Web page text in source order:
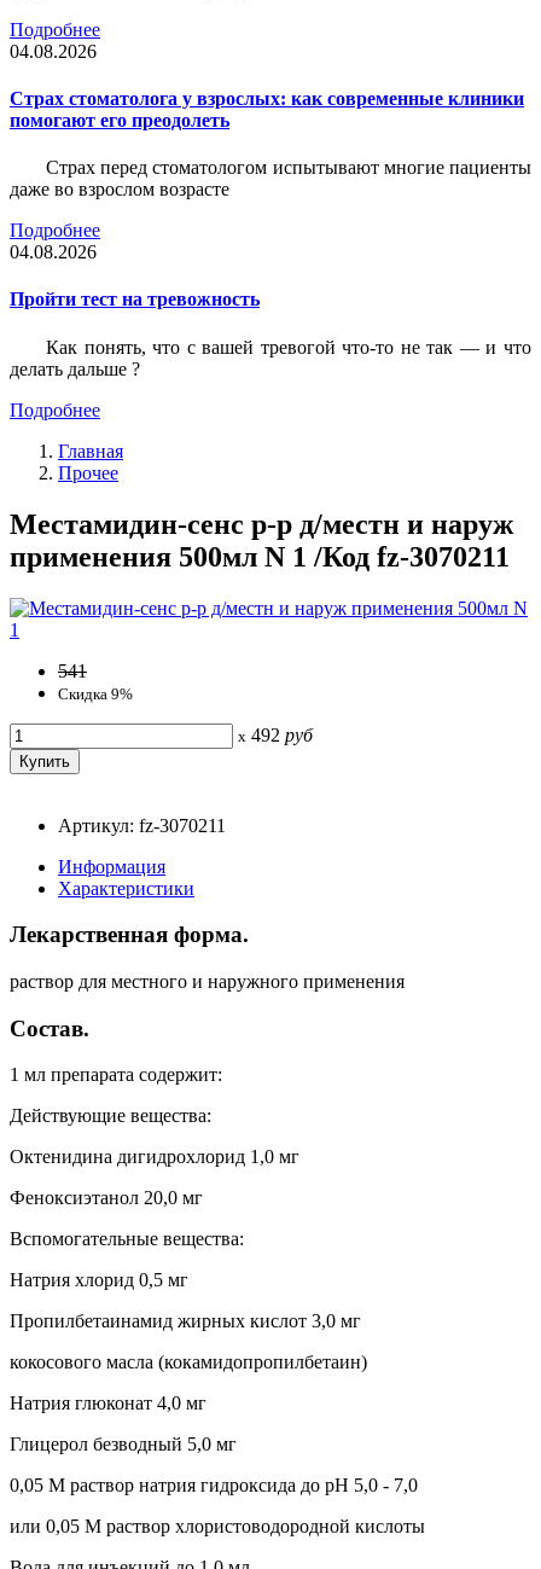
Подробнее
04.08.2026
Страх стоматолога у взрослых: как современные клиники
помогают его преодолеть
Страх перед стоматологом испытывают многие пациенты
даже во взрослом возрасте
Подробнее
04.08.2026
Пройти тест на тревожность
Как понять, что с вашей тревогой что-то не так — и что
делать дальше ?
Подробнее
Главная
Прочее
Местамидин-сенс р-р д/местн и наруж
применения 500мл N 1 /Код fz-3070211
541
Скидка 9%
x 492 руб
Артикул: fz-3070211
Информация
Характеристики
Лекарственная форма.
раствор для местного и наружного применения
Состав.
1 мл препарата содержит:
Действующие вещества:
Октенидина дигидрохлорид 1,0 мг
Феноксиэтанол 20,0 мг
Вспомогательные вещества:
Натрия хлорид 0,5 мг
Пропилбетаинамид жирных кислот 3,0 мг
кокосового масла (кокамидопропилбетаин)
Натрия глюконат 4,0 мг
Глицерол безводный 5,0 мг
0,05 М раствор натрия гидроксида до pH 5,0 - 7,0
или 0,05 М раствор хлористоводородной кислоты